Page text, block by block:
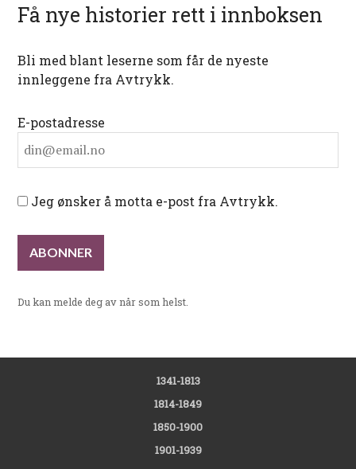
Få nye historier rett i innboksen
Bli med blant leserne som får de nyeste
innleggene fra Avtrykk.
E-postadresse
Jeg ønsker å motta e-post fra Avtrykk.
Du kan melde deg av når som helst.
1341-1813
1814-1849
1850-1900
1901-1939